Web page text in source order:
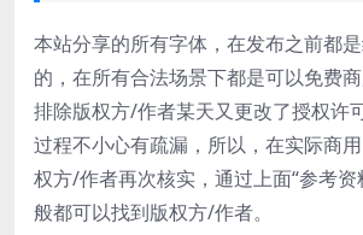
本站分享的所有字体，在发布之前都
的，在所有合法场景下都是可以免费
排除版权方/作者某天又更改了授权许
过程不小心有疏漏，所以，在实际商
权方/作者再次核实，通过上面“参考资
般都可以找到版权方/作者。